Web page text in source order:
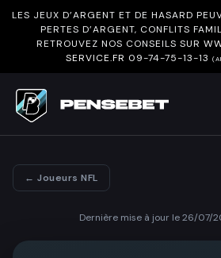
LES JEUX D’ARGENT ET DE HASARD
PERTES D’ARGENT, CONFLITS
RETROUVEZ NOS CONSEILS SUR
SERVICE.FR 09-74-75-13-13
← Joueurs NFL
Dernière mise à jour le 26/07/